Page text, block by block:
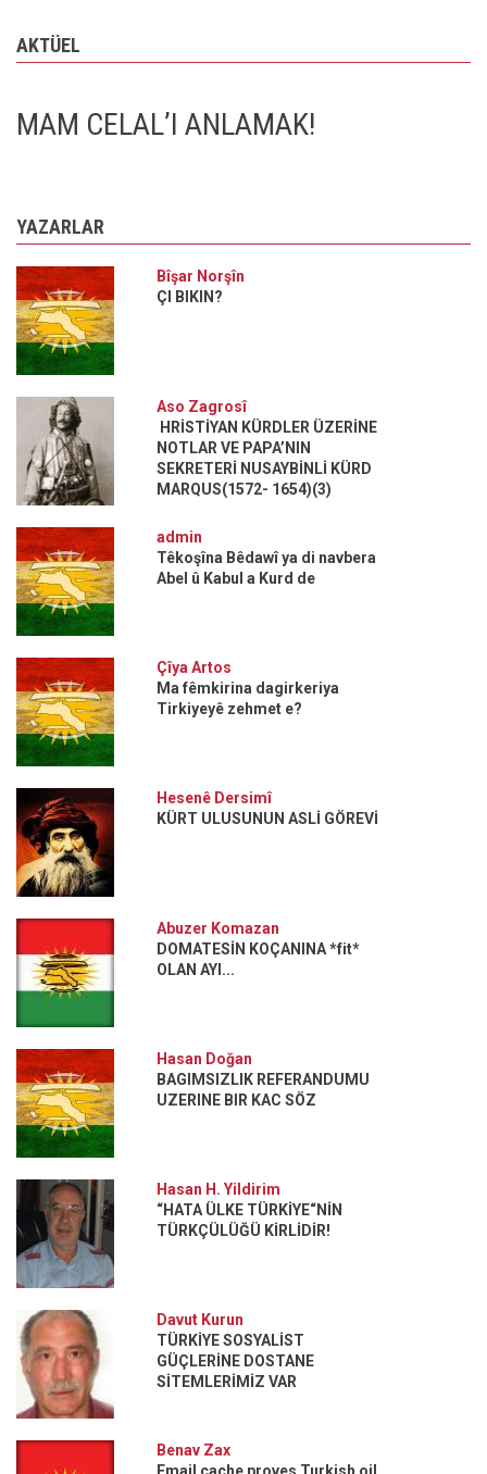
AKTÜEL
MAM CELAL’I ANLAMAK!
YAZARLAR
Bîşar Norşîn
ÇI BIKIN?
Aso Zagrosî
HRİSTİYAN KÜRDLER ÜZERİNE
NOTLAR VE PAPA’NIN
SEKRETERİ NUSAYBİNLİ KÜRD
MARQUS(1572- 1654)(3)
admin
Têkoşîna Bêdawî ya di navbera
Abel û Kabul a Kurd de
Çîya Artos
Ma fêmkirina dagirkeriya
Tirkiyeyê zehmet e?
Hesenê Dersimî
KÜRT ULUSUNUN ASLİ GÖREVİ
Abuzer Komazan
DOMATESİN KOÇANINA *fit*
OLAN AYI...
Hasan Doğan
BAGIMSIZLIK REFERANDUMU
UZERINE BIR KAC SÖZ
Hasan H. Yildirim
“HATA ÜLKE TÜRKİYE“NİN
TÜRKÇÜLÜĞÜ KİRLİDİR!
Davut Kurun
TÜRKİYE SOSYALİST
GÜÇLERİNE DOSTANE
SİTEMLERİMİZ VAR
Benav Zax
Email cache proves Turkish oil